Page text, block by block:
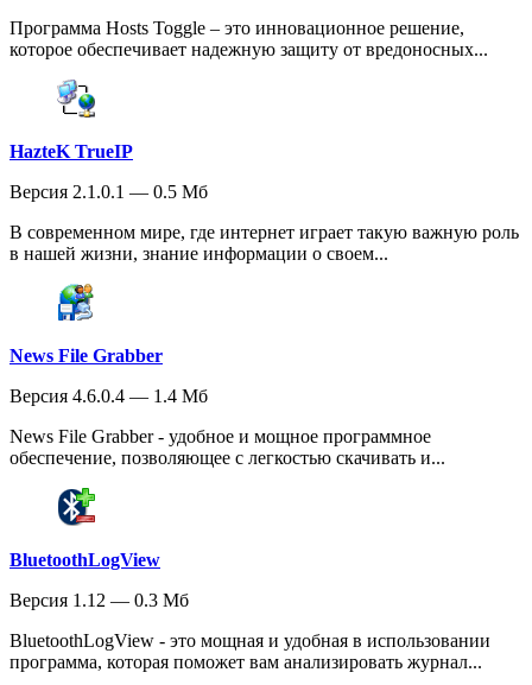
Программа Hosts Toggle – это инновационное решение,
которое обеспечивает надежную защиту от вредоносных...
HazteK TrueIP
Версия 2.1.0.1 — 0.5 Мб
В современном мире, где интернет играет такую важную роль
в нашей жизни, знание информации о своем...
News File Grabber
Версия 4.6.0.4 — 1.4 Мб
News File Grabber - удобное и мощное программное
обеспечение, позволяющее с легкостью скачивать и...
BluetoothLogView
Версия 1.12 — 0.3 Мб
BluetoothLogView - это мощная и удобная в использовании
программа, которая поможет вам анализировать журнал...